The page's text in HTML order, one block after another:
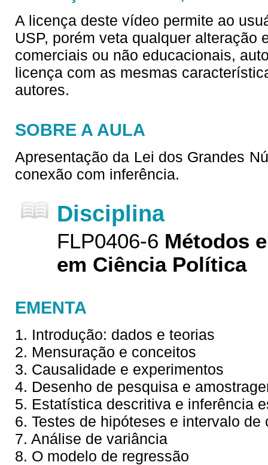
A licença deste vídeo permite ao
USP, porém veta qualquer alteração
comerciais ou não educacionais,
licença com as mesmas
autores.
SOBRE A AULA
Apresentação da Lei dos Grandes
conexão com inferência.
Disciplina
FLP0406-6 Métodos
em Ciência Política
EMENTA
1. Introdução: dados e teorias
2. Mensuração e conceitos
3. Causalidade e experimentos
4. Desenho de pesquisa e
5. Estatística descritiva e inferência
6. Testes de hipóteses e intervalo de
7. Análise de variância
8. O modelo de regressão